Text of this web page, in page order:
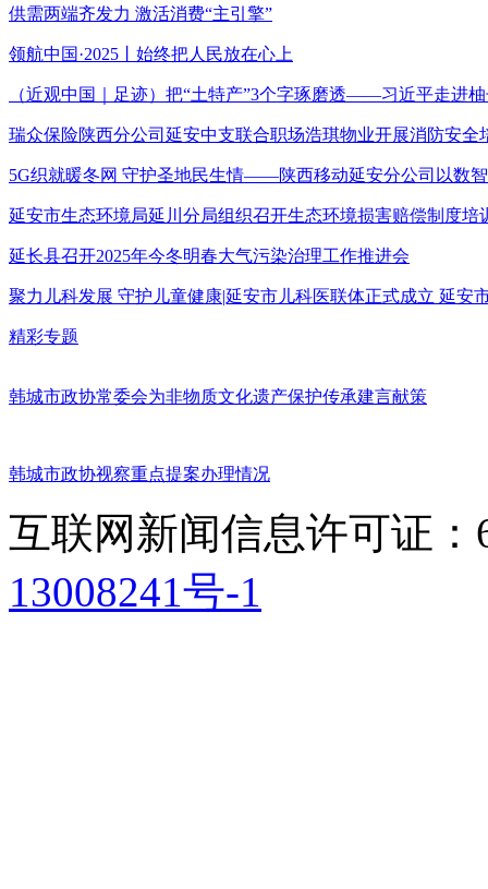
供需两端齐发力 激活消费“主引擎”
领航中国·2025丨始终把人民放在心上
（近观中国｜足迹）把“土特产”3个字琢磨透——习近平走进
瑞众保险陕西分公司延安中支联合职场浩琪物业开展消防安全
5G织就暖冬网 守护圣地民生情——陕西移动延安分公司以数
延安市生态环境局延川分局组织召开生态环境损害赔偿制度培
延长县召开2025年今冬明春大气污染治理工作推进会
聚力儿科发展 守护儿童健康|延安市儿科医联体正式成立 延安
精彩专题
韩城市政协常委会为非物质文化遗产保护传承建言献策
韩城市政协视察重点提案办理情况
互联网新闻信息许可证：
13008241号-1